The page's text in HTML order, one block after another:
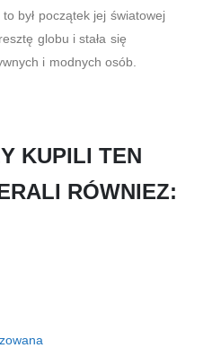
był początek jej światowej
globu i stała się
i modnych osób.
KUPILI TEN
RÓWNIEZ: